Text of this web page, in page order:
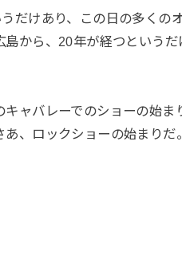
だけあり、この日の多くの
から、20年が経つという
ャバレーでのショーの始ま
、ロックショーの始まりだ